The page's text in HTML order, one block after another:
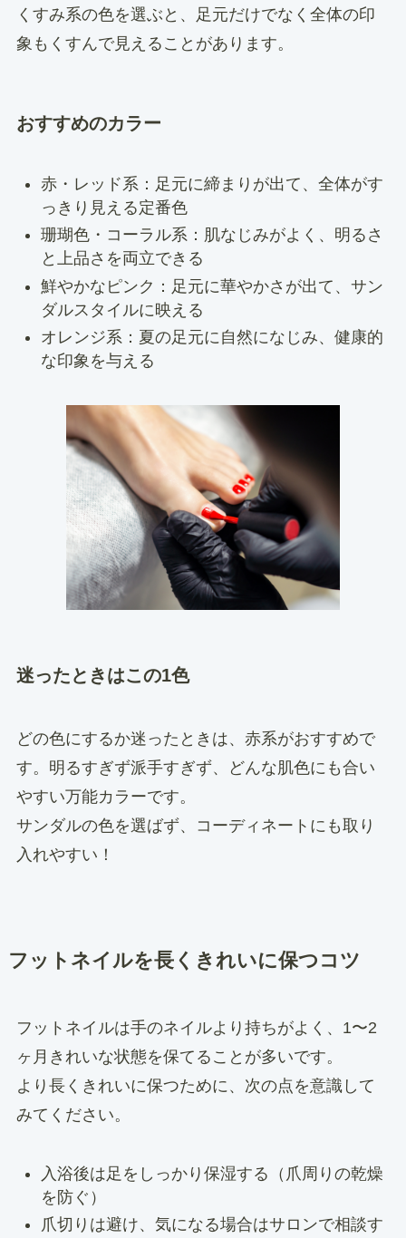
くすみ系の色を選ぶと、足元だけでなく全体の印
象もくすんで見えることがあります。
おすすめのカラー
赤・レッド系：足元に締まりが出て、全体がす
っきり見える定番色
珊瑚色・コーラル系：肌なじみがよく、明るさ
と上品さを両立できる
鮮やかなピンク：足元に華やかさが出て、サン
ダルスタイルに映える
オレンジ系：夏の足元に自然になじみ、健康的
な印象を与える
迷ったときはこの1色
どの色にするか迷ったときは、赤系がおすすめで
す。明るすぎず派手すぎず、どんな肌色にも合い
やすい万能カラーです。
サンダルの色を選ばず、コーディネートにも取り
入れやすい！
フットネイルを長くきれいに保つコツ
フットネイルは手のネイルより持ちがよく、1〜2
ヶ月きれいな状態を保てることが多いです。
より長くきれいに保つために、次の点を意識して
みてください。
入浴後は足をしっかり保湿する（爪周りの乾燥
を防ぐ）
爪切りは避け、気になる場合はサロンで相談す